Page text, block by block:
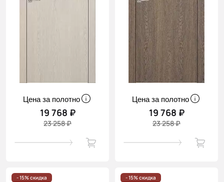
Цена за полотно
19 768 ₽
23 258 ₽
Цена за полотно
19 768 ₽
23 258 ₽
- 15% скидка - 15% скидка